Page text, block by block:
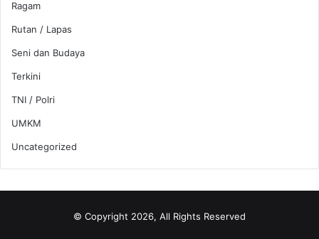
Ragam
Rutan / Lapas
Seni dan Budaya
Terkini
TNI / Polri
UMKM
Uncategorized
© Copyright 2026, All Rights Reserved